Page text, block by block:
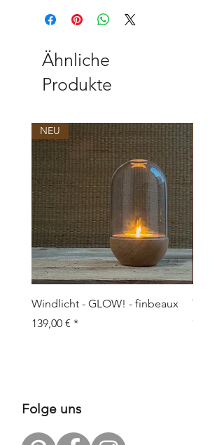
Ähnliche
Produkte
NEU
Windlicht - GLOW! - finbeaux
Preis
139,00 €
Topf/
Folge uns